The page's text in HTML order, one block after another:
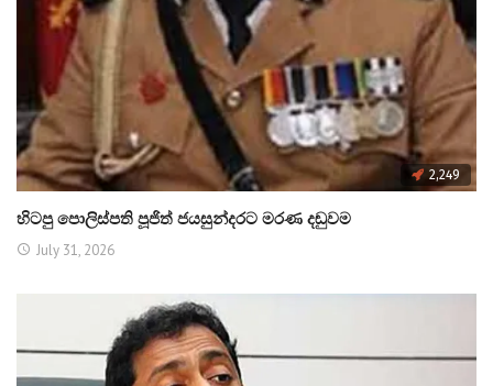
2,249
හිටපු පොලිස්පති පූජිත් ජයසුන්දරට මරණ දඬුවම
July 31, 2026